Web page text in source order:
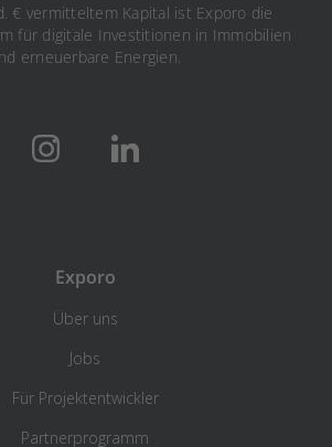
€ vermitteltem Kapital ist Exporo die
für digitale Investitionen in Immobilien
erneuerbare Energien.
Exporo
Über uns
Jobs
Für Projektentwickler
Partnerprogramm